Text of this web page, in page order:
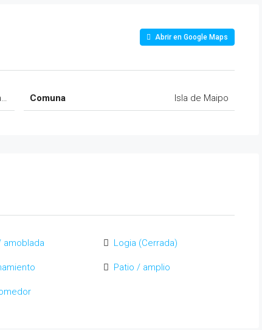
Abrir en Google Maps
Condominio El Castillo
Comuna Isla de Maipo
amoblada Logia (Cerrada)
Patio / amplio